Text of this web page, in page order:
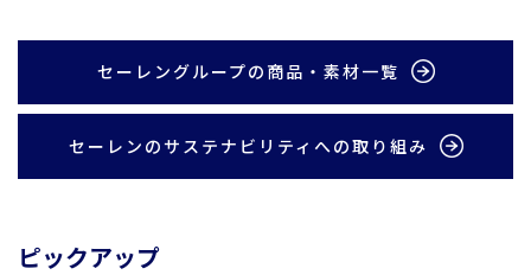
セーレングループの商品・素材一覧
セーレンのサステナビリティへの取り組み
ピックアップ